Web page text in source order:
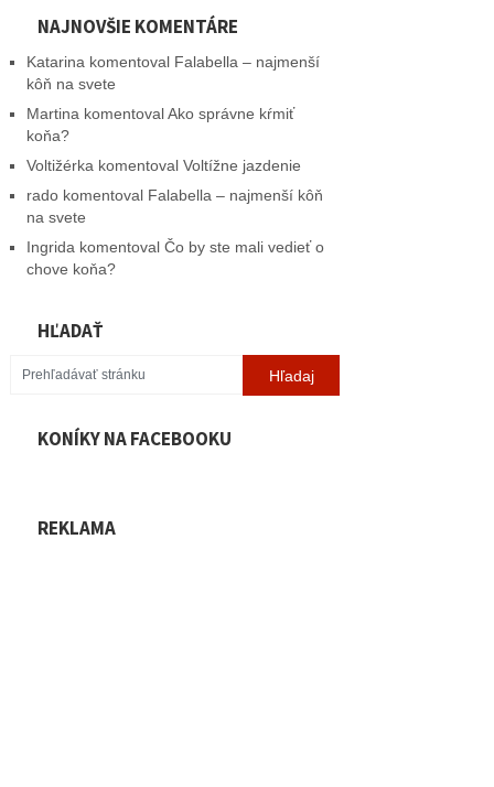
NAJNOVŠIE KOMENTÁRE
Katarina komentoval Falabella – najmenší
kôň na svete
Martina komentovalAko správne kŕmiť
koňa?
Voltižérka komentoval Voltížne jazdenie
radokomentoval Falabella – najmenší kôň
na svete
Ingrida komentoval Čo by ste mali vedieť o
chove koňa?
HĽADAŤ
KONÍKY NA FACEBOOKU
REKLAMA